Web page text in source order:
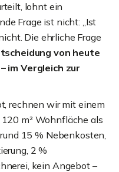
lohnt ein
Frage ist nicht: „Ist
Die ehrliche Frage
von heute
im Vergleich zur
rechnen wir mit einem
120 m² Wohnfläche als
15 % Nebenkosten,
2 %
kein Angebot –